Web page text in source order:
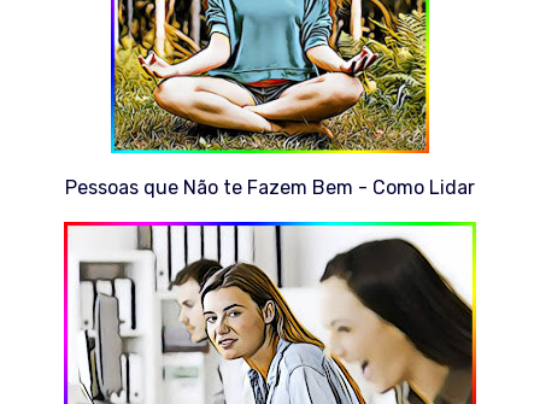
Pessoas que Não te Fazem Bem - Como Lidar